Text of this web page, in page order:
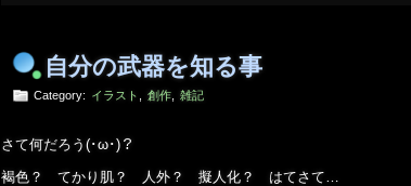
自分の武器を知る事
Category: イラスト 創作 雑記
さて何だろう(･ω･)？
褐色？ てかり肌？ 人外？ 擬人化？ はてさて…